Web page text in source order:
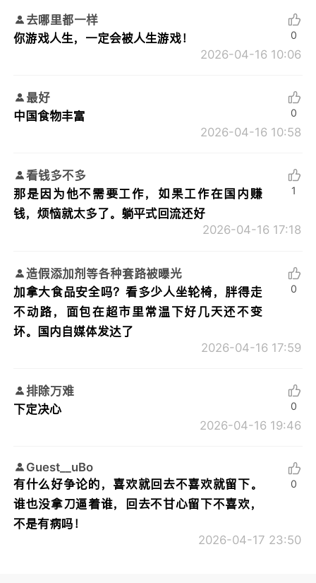
去哪里都一样
你游戏人生，一定会被人生游戏！
2026-04-16 10:06
0
最好
中国食物丰富
2026-04-16 10:58
0
看钱多不多
那是因为他不需要工作，如果工作在国内赚
钱，烦恼就太多了。躺平式回流还好
2026-04-16 17:18
1
造假添加剂等各种套路被曝光
加拿大食品安全吗？看多少人坐轮椅，胖得走
不动路，面包在超市里常温下好几天还不变
坏。国内自媒体发达了
2026-04-16 17:59
0
排除万难
下定决心
2026-04-16 19:46
0
Guest__uBo
有什么好争论的，喜欢就回去不喜欢就留下。
谁也没拿刀逼着谁，回去不甘心留下不喜欢，
不是有病吗！
2026-04-17 23:50
0